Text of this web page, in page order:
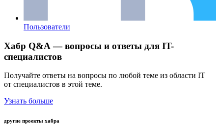
Пользователи
Хабр Q&A — вопросы и ответы для IT-
специалистов
Получайте ответы на вопросы по любой теме из области IT
от специалистов в этой теме.
Узнать больше
другие проекты хабра